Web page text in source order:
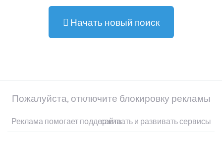
Начать новый поиск
Пожалуйста, отключите блокировку рекламы
Реклама помогает поддерживать и развивать сервисы сайта